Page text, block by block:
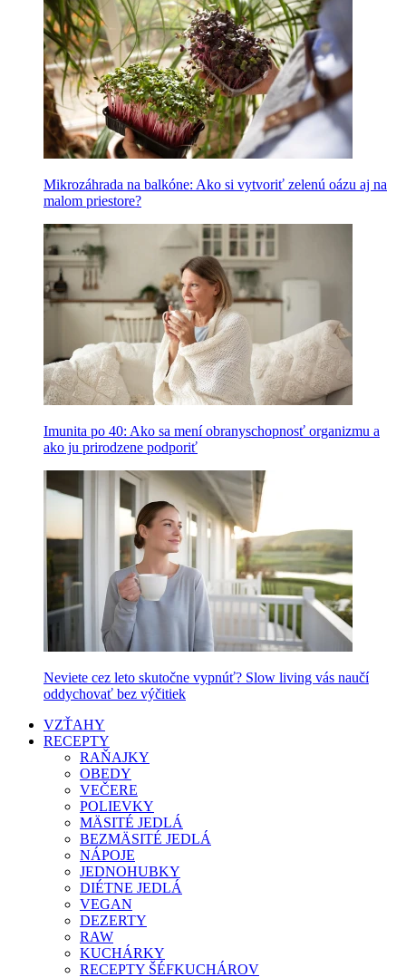
Mikrozáhrada na balkóne: Ako si vytvoriť zelenú oázu aj na
malom priestore?
Imunita po 40: Ako sa mení obranyschopnosť organizmu a
ako ju prirodzene podporiť
Neviete cez leto skutočne vypnúť? Slow living vás naučí
oddychovať bez výčitiek
VZŤAHY
RECEPTY
RAŇAJKY
OBEDY
VEČERE
POLIEVKY
MÄSITÉ JEDLÁ
BEZMÄSITÉ JEDLÁ
NÁPOJE
JEDNOHUBKY
DIÉTNE JEDLÁ
VEGAN
DEZERTY
RAW
KUCHÁRKY
RECEPTY ŠÉFKUCHÁROV